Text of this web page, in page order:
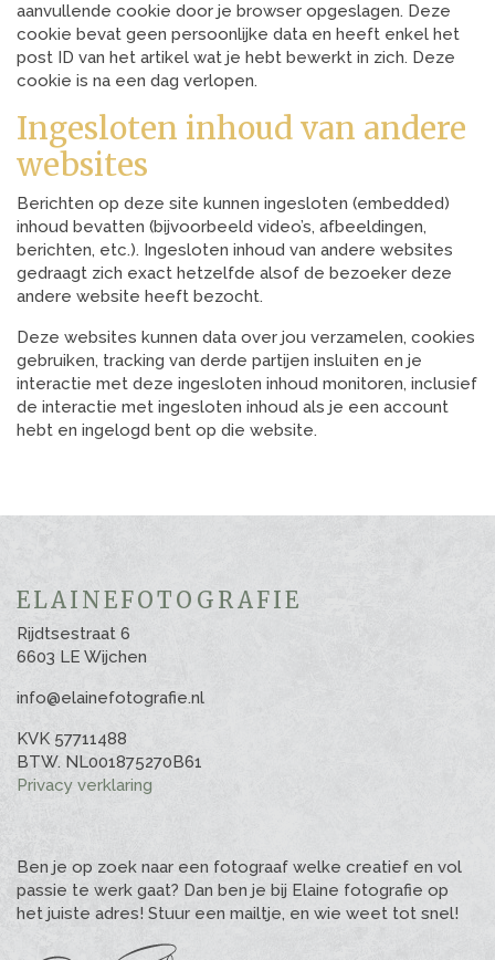
aanvullende cookie door je browser opgeslagen. Deze
cookie bevat geen persoonlijke data en heeft enkel het
post ID van het artikel wat je hebt bewerkt in zich. Deze
cookie is na een dag verlopen.
Ingesloten inhoud van andere
websites
Berichten op deze site kunnen ingesloten (embedded)
inhoud bevatten (bijvoorbeeld video’s, afbeeldingen,
berichten, etc.). Ingesloten inhoud van andere websites
gedraagt zich exact hetzelfde alsof de bezoeker deze
andere website heeft bezocht.
Deze websites kunnen data over jou verzamelen, cookies
gebruiken, tracking van derde partijen insluiten en je
interactie met deze ingesloten inhoud monitoren, inclusief
de interactie met ingesloten inhoud als je een account
hebt en ingelogd bent op die website.
ELAINEFOTOGRAFIE
Rijdtsestraat 6
6603 LE Wijchen
info@elainefotografie.nl
KVK 57711488
BTW. NL001875270B61
Privacy verklaring
Ben je op zoek naar een fotograaf welke creatief en vol
passie te werk gaat? Dan ben je bij Elaine fotografie op
het juiste adres! Stuur een mailtje, en wie weet tot snel!